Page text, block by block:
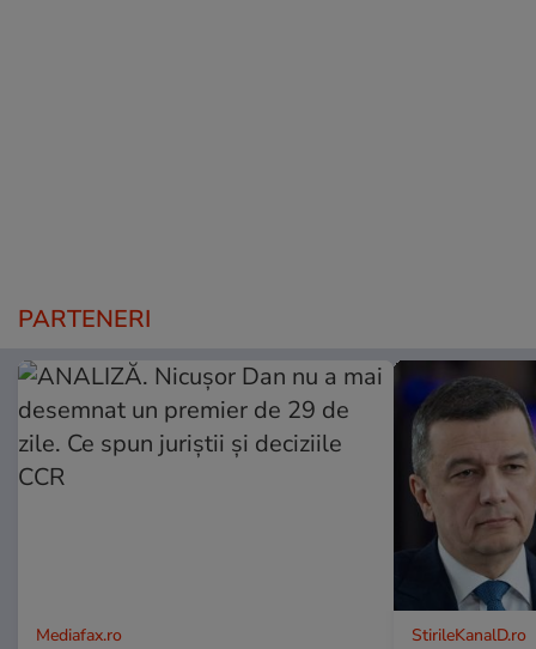
PARTENERI
Mediafax.ro StirileKanalD.ro